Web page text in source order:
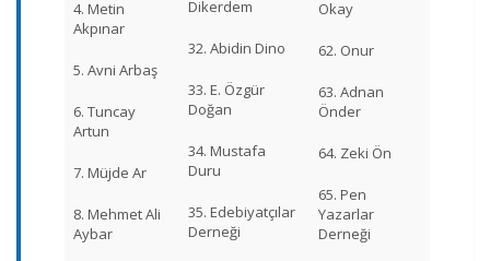
4. Metin
Akpınar
5. Avni Arbaş
6. Tuncay
Artun
7. Müjde Ar
8. Mehmet Ali
Aybar
Dikerdem
32. Abidin Dino
33. E. Özgür
Doğan
34. Mustafa
Duru
35. Edebiyatçılar
Derneği
Okay
62. Onur
63. Adnan
Önder
64. Zeki Ön
65. Pen
Yazarlar
Derneği